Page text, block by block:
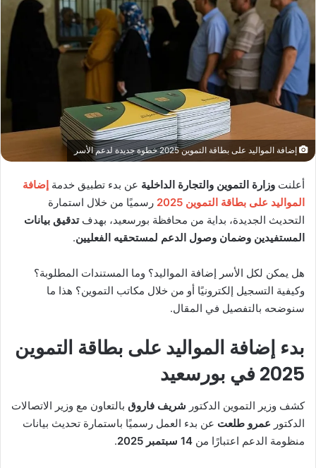
إضافة المواليد على بطاقة التموين 2025 خطوة جديدة لدعم الأسر
أعلنت وزارة التموين والتجارة الداخلية عن بدء تطبيق خدمة إضافة
المواليد على بطاقة التموين 2025
رسميًا من خلال استمارة
التحديث الجديدة، بداية من محافظة بورسعيد، بهدفتدقيق بيانات
المستفيدين وضمان وصول الدعم لمستحقيه الفعليين.
هل يمكن لكل الأسر إضافة المواليد؟ وما المستندات المطلوبة؟
وكيفية التسجيل إلكترونيًا أو من خلال مكاتب التموين؟ هذا ما
سنوضحه بالتفصيل في المقال.
بدء إضافة المواليد على بطاقة التموين
2025 في بورسعيد
كشف وزير التموين الدكتور شريف فاروق بالتعاون مع وزير الاتصالات
الدكتور عمرو طلعت عن بدء العمل رسميًا باستمارة تحديث بيانات
منظومة الدعم اعتبارًا من 14 سبتمبر 2025 .